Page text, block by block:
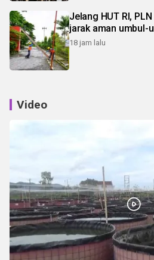
Jelang HUT RI,
jarak aman umbul-
18 jam lalu
Video